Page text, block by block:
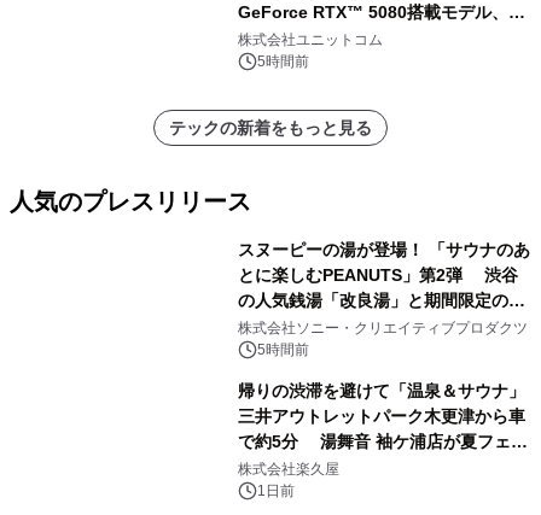
GeForce RTX™ 5080搭載モデル、
NVIDIA® GeForce RTX™ 5070 Ti搭
載モデルを販売開始
株式会社ユニットコム
5時間前
テックの新着をもっと見る
人気のプレスリリース
スヌーピーの湯が登場！ 「サウナのあ
とに楽しむPEANUTS」第2弾 渋谷
の人気銭湯「改良湯」と期間限定のコ
ラボレーション サウナイキタイコラ
ボグッズも発売決定！
株式会社ソニー・クリエイティブプロダクツ
5時間前
帰りの渋滞を避けて「温泉＆サウナ」
三井アウトレットパーク木更津から車
で約5分 湯舞音 袖ケ浦店が夏フェア
メニューを提供
株式会社楽久屋
1日前